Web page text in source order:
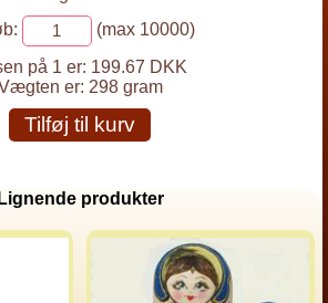
(max 10000)
på 1 er: 199.67 DKK
er: 298 gram
Tilføj til kurv
Lignende produkter